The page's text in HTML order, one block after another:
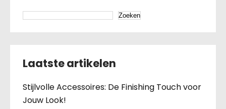
Zoeken
Laatste artikelen
Stijlvolle Accessoires: De Finishing Touch voor
Jouw Look!